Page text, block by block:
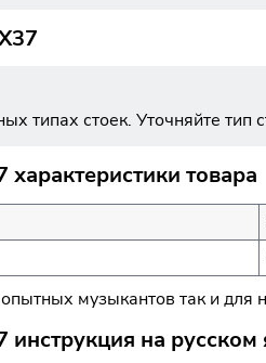
типах стоек. Уточняйте тип
товара
музыкантов так и
на русском